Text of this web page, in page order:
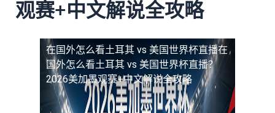
观赛+中文解说全攻略
在国外怎么看土耳其 vs 美国世界杯直播在
国外怎么看土耳其 vs 美国世界杯直播？
2026美加墨观赛+中文解说全攻略